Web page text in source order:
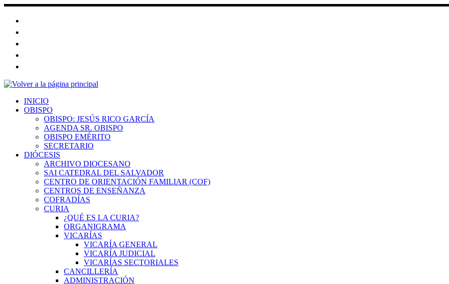
Saltar
INICIO
OBISPO
OBISPO: JESÚS RICO GARCÍA
AGENDA SR. OBISPO
OBISPO EMÉRITO
SECRETARIO
DIÓCESIS
ARCHIVO DIOCESANO
SAI CATEDRAL DEL SALVADOR
CENTRO DE ORIENTACIÓN FAMILIAR (COF)
CENTROS DE ENSEÑANZA
COFRADÍAS
CURIA
¿QUÉ ES LA CURIA?
ORGANIGRAMA
VICARÍAS
VICARÍA GENERAL
VICARÍA JUDICIAL
VICARÍAS SECTORIALES
CANCILLERÍA
ADMINISTRACIÓN